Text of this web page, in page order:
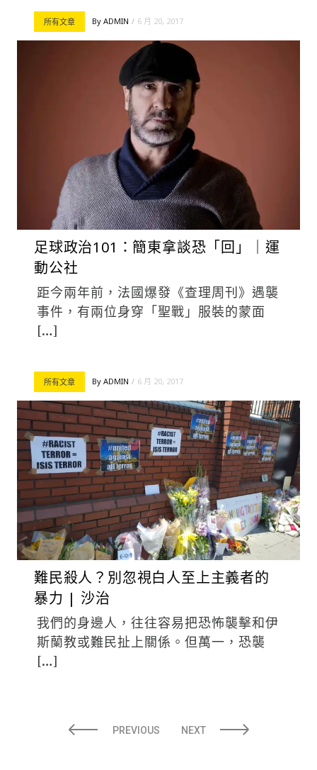
所有文章 By ADMIN 6 月 20, 2017
足球政治101：簡東拿談恐「回」｜運
動公社
距今兩年前，法國爆發《查理周刊》遇襲
事件，有兩位身穿「聖戰」服裝的蒙面
[…]
所有文章 By ADMIN 6 月 20, 2017
難民殺人？別忽視白人至上主義者的
暴力 | 沙治
我們的身邊人，往往容易把恐怖襲擊和伊
斯蘭教或難民扯上關係。但萬一，恐襲
[…]
PREVIOUS NEXT